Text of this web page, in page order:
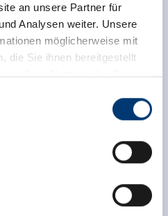
an unsere Partner für
Analysen weiter. Unsere
möglicherweise mit
die Sie ihnen bereitgestellt
Ihrer Nutzung der Dienste
WIN SKI PASSES
with the Zillertal Arena?
and
win a skiing
Zillertal Arena or one of